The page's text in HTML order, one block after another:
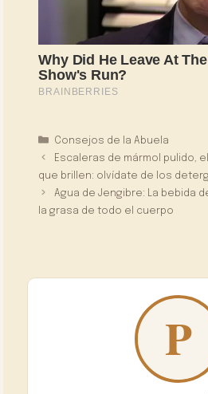
Categorías
Consejos de la Abuela
Escaleras de mármol pulido,
que brillen: olvídate de los
Agua de Jengibre: La bebida
la grasa de todo el cuerpo